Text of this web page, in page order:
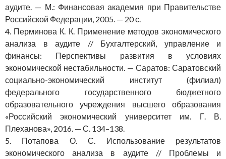
аудите. — М.: Финансовая академия при Правительстве
Российской Федерации, 2005. — 20 с.
4. Перминова К. К. Применение методов экономического
анализа в аудите // Бухгалтерский, управление и
финансы: Перспективы развития в условиях
экономической нестабильности. — Саратов: Саратовский
социально-экономический институт (филиал)
федерального государственного бюджетного
образовательного учреждения высшего образования
«Российский экономический университет им. Г. В.
Плеханова», 2016. — С. 134–138.
5. Потапова О. С. Использование результатов
экономического анализа в аудите // Проблемы и